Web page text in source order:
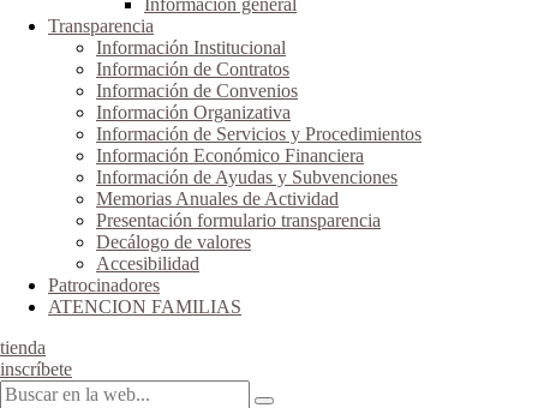
Información general
Transparencia
Información Institucional
Información de Contratos
Información de Convenios
Información Organizativa
Información de Servicios y Procedimientos
Información Económico Financiera
Información de Ayudas y Subvenciones
Memorias Anuales de Actividad
Presentación formulario transparencia
Decálogo de valores
Accesibilidad
Patrocinadores
ATENCION FAMILIAS
tienda
inscríbete